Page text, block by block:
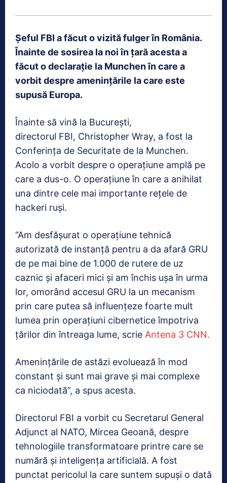
Șeful FBI a făcut o vizită fulger în România.
Înainte de sosirea la noi în țară acesta a
făcut o declarație la Munchen în care a
vorbit despre amenințările la care este
supusă Europa.
Înainte să vină la București,
directorul FBI, Christopher Wray, a fost la
Conferința de Securitate de la Munchen.
Acolo a vorbit despre o operațiune amplă pe
care a dus-o. O operațiune în care a anihilat
una dintre cele mai importante rețele de
hackeri ruși.
“Am desfășurat o operațiune tehnică
autorizată de instanță pentru a da afară GRU
de pe mai bine de 1.000 de rutere de uz
caznic și afaceri mici și am închis ușa în urma
lor, omorând accesul GRU la un mecanism
prin care putea să influențeze foarte mult
lumea prin operațiuni cibernetice împotriva
țărilor din întreaga lume, scrie Antena 3 CNN.
Amenințările de astăzi evoluează în mod
constant și sunt mai grave și mai complexe
ca niciodată”, a spus acesta.
Directorul FBI a vorbit cu Secretarul General
Adjunct al NATO, Mircea Geoană, despre
tehnologiile transformatoare printre care se
numără și inteligența artificială. A fost
punctat pericolul la care suntem supuși o dată